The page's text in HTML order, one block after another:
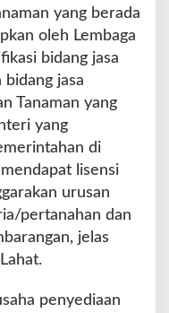
yang berada
oleh Lembaga
bidang jasa
jasa
Tanaman yang
yang
di
lisensi
urusan
pertanahan dan
jelas
penyediaan